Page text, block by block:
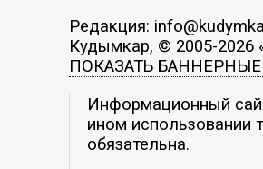
Редакция:
Кудымкар, © 2005-2026
ПОКАЗАТЬ
Информационный
ином использовании
обязательна.